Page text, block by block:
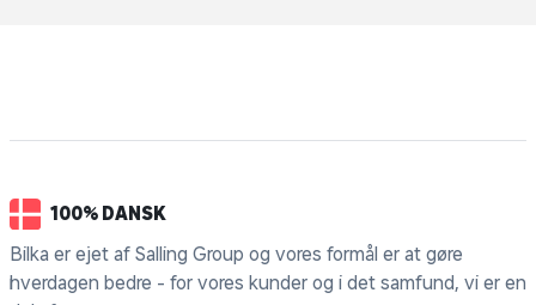
100% DANSK
Bilka er ejet af Salling Group og vores formål er at gøre
hverdagen bedre - for vores kunder og i det samfund, vi er en